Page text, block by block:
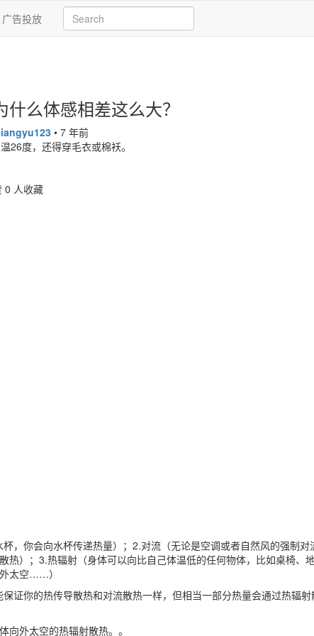
广告投放
么体感相差这么大？
• 7 年前
26度，还得穿毛衣或棉袄。
0 人收藏
，你会向水杯传递热量）；2.对流（无论是空调或者自然风的强制对
热）；3.热辐射（身体可以向比自己体温低的任何物体，比如桌椅、
太空……）
证你的热传导散热和对流散热一样，但相当一部分热量会通过热辐
外太空的热辐射散热。。